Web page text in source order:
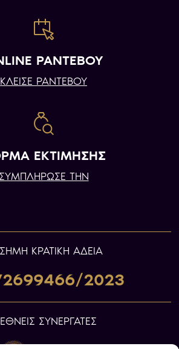
ΡΑΝΤΕΒΟΥ
ΚΛΕΙΣΕ ΡΑΝΤΕΒΟΥ
ΕΚΤΙΜΗΣΗΣ
ΣΥΜΠΛΗΡΩΣΕ ΤΗΝ
ΚΡΑΤΙΚΗ ΑΔΕΙΑ
2023
ΣΥΝΕΡΓΑΤΕΣ